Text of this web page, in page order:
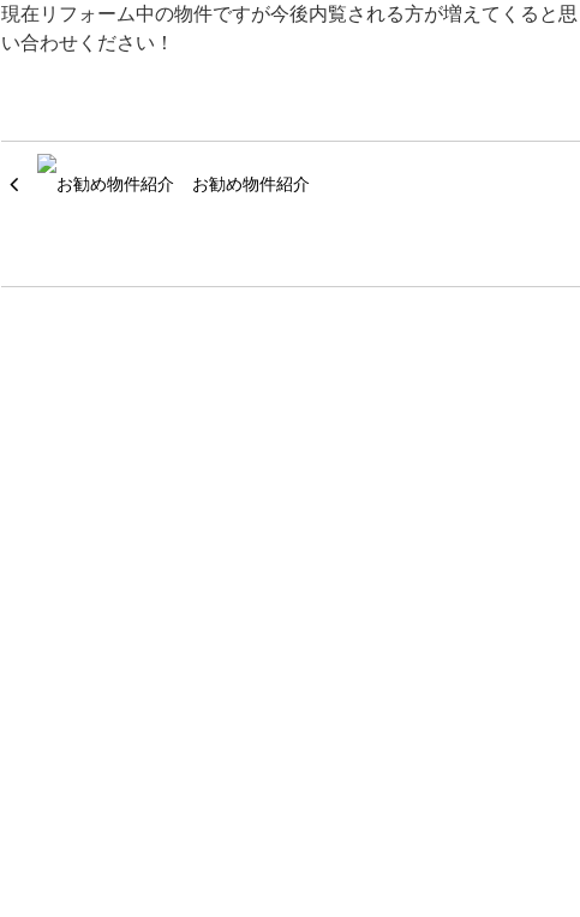
現在リフォーム中の物件ですが今後内覧される方が増えてくると
い合わせください！
お勧め物件紹介